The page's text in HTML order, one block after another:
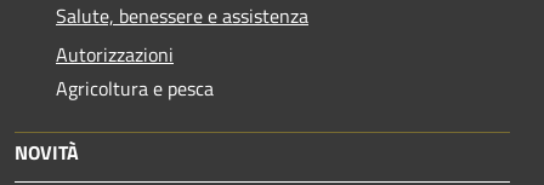
Salute, benessere e assistenza
Autorizzazioni
Agricoltura e pesca
NOVITÀ